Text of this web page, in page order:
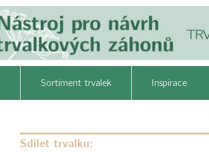
Sortiment trvalek Inspirace
Sdílet trvalku: